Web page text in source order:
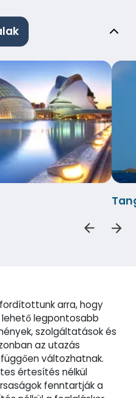
arra, hogy
legpontosabb
szolgáltatások és
az utazás
változhatnak.
értesítés nélkül
fenntartják a